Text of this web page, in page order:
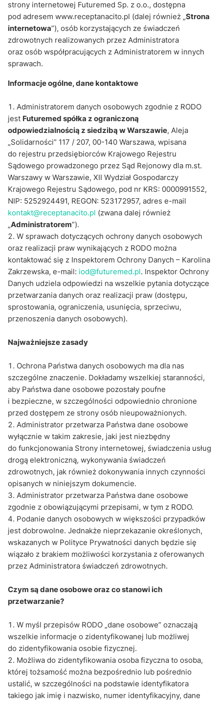
strony internetowej Futuremed Sp. z o.o., dostępna
pod adresem www.receptanacito.pl (dalej również „Strona
internetowa”), osób korzystających ze świadczeń
zdrowotnych realizowanych przez Administratora
oraz osób współpracujących z Administratorem w innych
sprawach.
Informacje ogólne, dane kontaktowe
Administratorem danych osobowych zgodnie z RODO
jest Futuremed spółka z ograniczoną
odpowiedzialnością z siedzibą w Warszawie, Aleja
„Solidarności” 117 / 207, 00-140 Warszawa, wpisana
do rejestru przedsiębiorców Krajowego Rejestru
Sądowego prowadzonego przez Sąd Rejonowy dla m.st.
Warszawy w Warszawie, XII Wydział Gospodarczy
Krajowego Rejestru Sądowego, pod nr KRS: 0000991552,
NIP: 5252924491, REGON: 523172957, adres e-mail
kontakt@receptanacito.pl (zwana dalej również
„Administratorem”).
W sprawach dotyczących ochrony danych osobowych
oraz realizacji praw wynikających z RODO można
kontaktować się z Inspektorem Ochrony Danych – Karolina
Zakrzewska, e-mail: iod@futuremed.pl. Inspektor Ochrony
Danych udziela odpowiedzi na wszelkie pytania dotyczące
przetwarzania danych oraz realizacji praw (dostępu,
sprostowania, ograniczenia, usunięcia, sprzeciwu,
przenoszenia danych osobowych).
Najważniejsze zasady
Ochrona Państwa danych osobowych ma dla nas
szczególne znaczenie. Dokładamy wszelkiej staranności,
aby Państwa dane osobowe pozostały poufne
i bezpieczne, w szczególności odpowiednio chronione
przed dostępem ze strony osób nieupoważnionych.
Administrator przetwarza Państwa dane osobowe
wyłącznie w takim zakresie, jaki jest niezbędny
do funkcjonowania Strony internetowej, świadczenia usług
drogą elektroniczną, wykonywania świadczeń
zdrowotnych, jak również dokonywania innych czynności
opisanych w niniejszym dokumencie.
Administrator przetwarza Państwa dane osobowe
zgodnie z obowiązującymi przepisami, w tym z RODO.
Podanie danych osobowych w większości przypadków
jest dobrowolne. Jednakże nieprzekazanie określonych,
wskazanych w Polityce Prywatności danych będzie się
wiązało z brakiem możliwości korzystania z oferowanych
przez Administratora świadczeń zdrowotnych.
Czym są dane osobowe oraz co stanowi ich
przetwarzanie?
W myśl przepisów RODO „dane osobowe” oznaczają
wszelkie informacje o zidentyfikowanej lub możliwej
do zidentyfikowania osobie fizycznej.
Możliwa do zidentyfikowania osoba fizyczna to osoba,
której tożsamość można bezpośrednio lub pośrednio
ustalić, w szczególności na podstawie identyfikatora
takiego jak imię i nazwisko, numer identyfikacyjny, dane